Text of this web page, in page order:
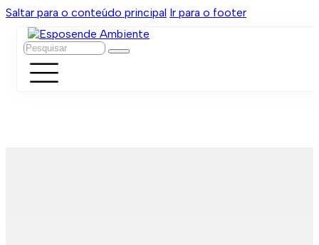
Saltar para o conteúdo principal Ir para o footer
Pesquisar